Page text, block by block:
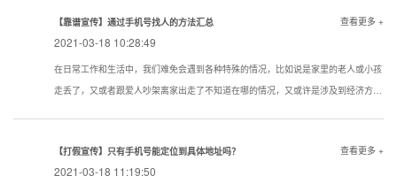
【靠谱宣传】通过手机号找人的方法汇总
2021-03-18 10:28:49
查看更多 +
在日常工作和生活中，我们难免会遇到各种特殊的情况，比如说是家里的老人或小孩
走丢了，又或者跟爱人吵架离家出走了不知道在哪的情况，又或许是涉及到经济方面
【打假宣传】只有手机号能定位到具体地址吗？
2021-03-18 11:19:50
查看更多 +